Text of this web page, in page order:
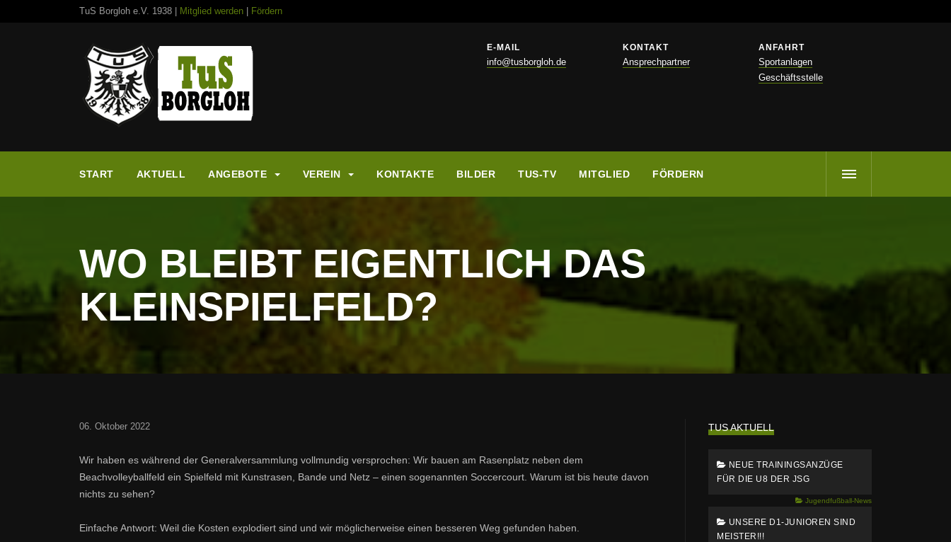
TuS Borgloh e.V. 1938 | Mitglied werden Fördern
E-MAIL
info@tusborgloh.de
KONTAKT
Ansprechpartner
ANFAHRT
Sportanlagen
Geschäftsstelle
START AKTUELL ANGEBOTE VEREIN KONTAKTE BILDER TUS-TV MITGLIED FÖRDERN
WO BLEIBT EIGENTLICH DAS
KLEINSPIELFELD?
06. Oktober 2022
Wir haben es während der Generalversammlung vollmundig versprochen: Wir bauen am Rasenplatz neben dem
Beachvolleyballfeld ein Spielfeld mit Kunstrasen, Bande und Netz – einen sogenannten Soccercourt. Warum ist bis heute davon
nichts zu sehen?
Einfache Antwort: Weil die Kosten explodiert sind und wir möglicherweise einen besseren Weg gefunden haben.
TUS AKTUELL
NEUE TRAININGSANZÜGE
FÜR DIE U8 DER JSG
Jugendfußball-News
UNSERE D1-JUNIOREN SIND
MEISTER!!!